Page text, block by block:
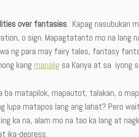
over fantasies. Kapag nasubukan
o sign. Mapagtatanto mo na lang
ng para may fairy tales, fantasy
kang manalig sa Kanya at sa iyong
ba matapilok, mapautot, talakan, o
lupa matapos lang ang lahat? Pero
ka na, alam mo na tao ka lang at
ika-depress.